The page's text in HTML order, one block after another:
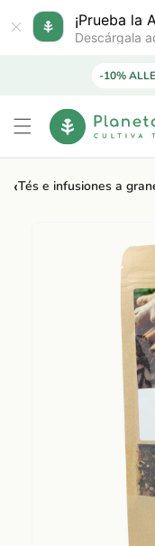
¡Prueba la
Descárgala
directamente
al contenido
-10%
‹Tés e infusiones a